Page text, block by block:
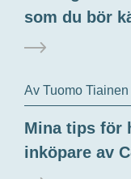
som du bör
Av Tuomo Tiainen
Mina tips för
inköpare av